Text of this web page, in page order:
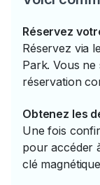
Réservez
Réservez via
Park. Vous
réservation
Obtenez les
Une fois
pour accéder
clé